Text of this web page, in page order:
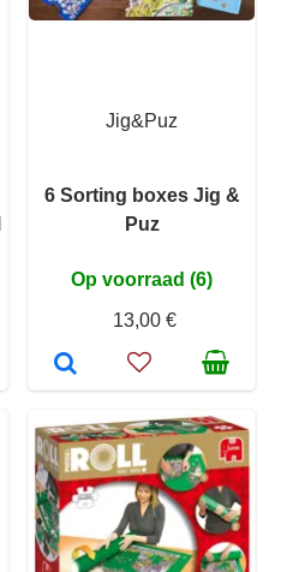
Jig&Puz
6 Sorting boxes Jig &
Puz
Op voorraad (6)
13,00 €